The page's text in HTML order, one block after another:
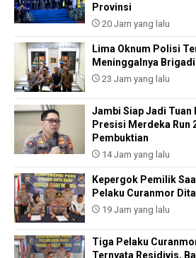
Provinsi
20 Jam yang lalu
Lima Oknum Polisi
Meninggalnya
23 Jam yang lalu
Jambi Siap Jadi Tuan
Presisi Merdeka Run
Pembuktian
14 Jam yang lalu
Kepergok Pemilik
Pelaku Curanmor
19 Jam yang lalu
Tiga Pelaku
Ternyata Residivis,